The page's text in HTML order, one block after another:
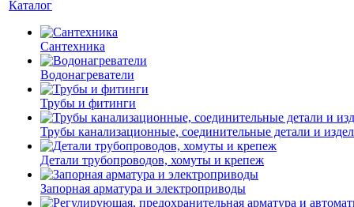
Каталог
Сантехника
Водонагреватели
Трубы и фитинги
Трубы канализационные, соединительные детали и
Детали трубопроводов, хомуты и крепеж
Запорная арматура и электроприводы